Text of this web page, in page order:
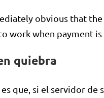
obvious that
work when payment is
quiebra
es que, si el servidor de